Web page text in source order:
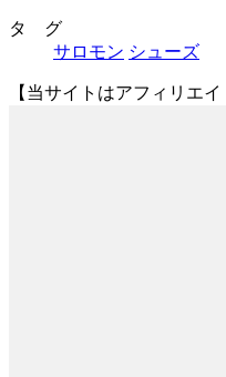
タ グ
サロモン シューズ
【当サイトはアフィリエ